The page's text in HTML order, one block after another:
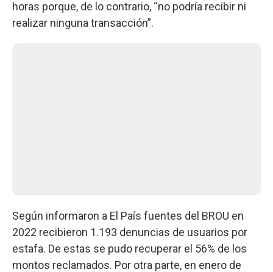
horas porque, de lo contrario, “no podría recibir ni
realizar ninguna transacción”.
Según informaron a El País fuentes del BROU en
2022 recibieron 1.193 denuncias de usuarios por
estafa. De estas se pudo recuperar el 56% de los
montos reclamados. Por otra parte, en enero de